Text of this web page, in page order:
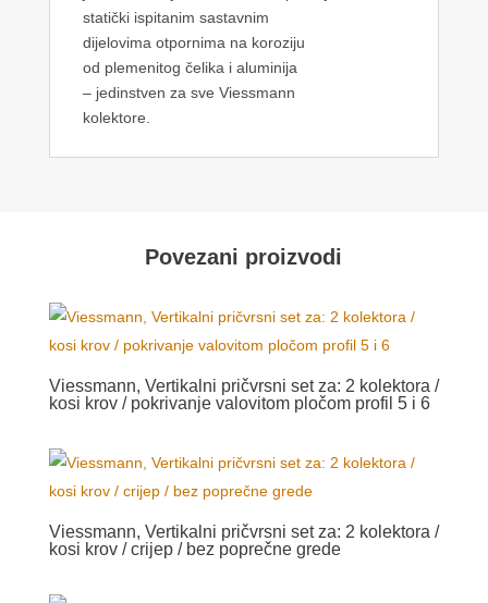
statički ispitanim sastavnim
dijelovima otpornima na koroziju
od plemenitog čelika i aluminija
– jedinstven za sve Viessmann
kolektore.
Povezani proizvodi
Viessmann, Vertikalni pričvrsni set za: 2 kolektora /
kosi krov / pokrivanje valovitom pločom profil 5 i 6
Viessmann, Vertikalni pričvrsni set za: 2 kolektora /
kosi krov / crijep / bez poprečne grede